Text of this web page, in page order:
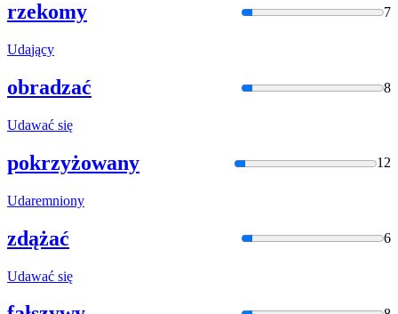
rzekomy 7
Udający
obradzać 8
Udawać się
pokrzyżowany 12
Udaremniony
zdążać 6
Udawać się